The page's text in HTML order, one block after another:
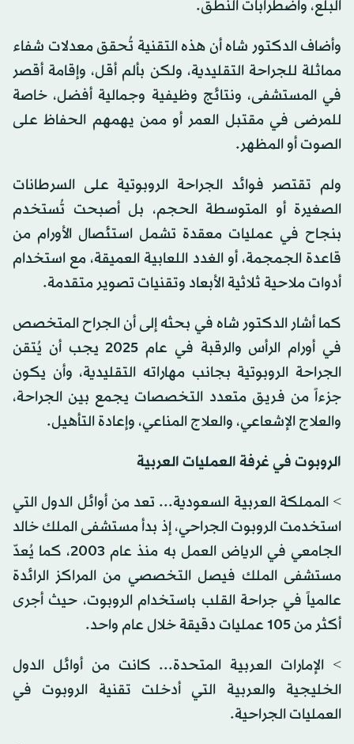
البلع، واضطرابات النطق.
وأضاف الدكتور شاه أن هذه التقنية تُحقق معدلات شفاء
مماثلة للجراحة التقليدية، ولكن بألم أقل، وإقامة أقصر
في المستشفى، ونتائج وظيفية وجمالية أفضل، خاصة
للمرضى في مقتبل العمر أو ممن يهمهم الحفاظ على
الصوت أو المظهر.
ولم تقتصر فوائد الجراحة الروبوتية على السرطانات
الصغيرة أو المتوسطة الحجم، بل أصبحت تُستخدم
بنجاح في عمليات معقدة تشمل استئصال الأورام من
قاعدة الجمجمة، أو الغدد اللعابية العميقة، مع استخدام
أدوات ملاحية ثلاثية الأبعاد وتقنيات تصوير متقدمة.
كما أشار الدكتور شاه في بحثه إلى أن الجراح المتخصص
في أورام الرأس والرقبة في عام 2025 يجب أن يُتقن
الجراحة الروبوتية بجانب مهاراته التقليدية، وأن يكون
جزءاً من فريق متعدد التخصصات يجمع بين الجراحة،
والعلاج الإشعاعي، والعلاج المناعي، وإعادة التأهيل.
الروبوت في غرفة العمليات العربية
> المملكة العربية السعودية... تعد من أوائل الدول التي
استخدمت الروبوت الجراحي، إذ بدأ مستشفى الملك خالد
الجامعي في الرياض العمل به منذ عام 2003، كما يُعدّ
مستشفى الملك فيصل التخصصي من المراكز الرائدة
عالمياً في جراحة القلب باستخدام الروبوت، حيث أجرى
أكثر من 105 عمليات دقيقة خلال عام واحد.
> الإمارات العربية المتحدة... كانت من أوائل الدول
الخليجية والعربية التي أدخلت تقنية الروبوت في
العمليات الجراحية.